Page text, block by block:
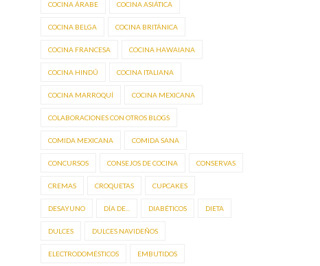
COCINA ÁRABE COCINA ASIÁTICA
COCINA BELGA COCINA BRITÁNICA
COCINA FRANCESA COCINA HAWAIANA
COCINA HINDÚ COCINA ITALIANA
COCINA MARROQUÍ COCINA MEXICANA
COLABORACIONES CON OTROS BLOGS
COMIDA MEXICANA COMIDA SANA
CONCURSOS CONSEJOS DE COCINA CONSERVAS
CREMAS CROQUETAS CUPCAKES
DESAYUNO DÍA DE... DIABÉTICOS DIETA
DULCES DULCES NAVIDEÑOS
ELECTRODOMÉSTICOS EMBUTIDOS